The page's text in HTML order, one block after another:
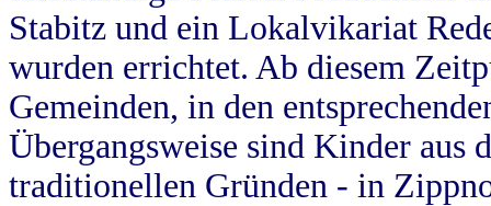
Stabitz und ein Lokalvikariat
wurden errichtet. Ab diesem
Gemeinden, in den
Übergangsweise sind Kinder aus
traditionellen Gründen - in